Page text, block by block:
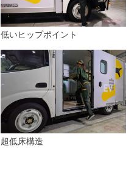
低いヒップポイント
超低床構造